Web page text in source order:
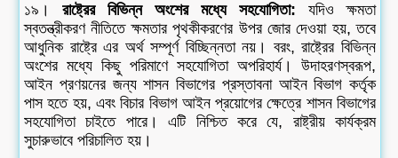
১৯। রাষ্ট্রের বিভিন্ন অংশের মধ্যে সহযোগিতা: যদিও ক্ষমতা
স্বতন্ত্রীকরণ নীতিতে ক্ষমতার পৃথকীকরণের উপর জোর দেওয়া হয়, তবে
আধুনিক রাষ্ট্রে এর অর্থ সম্পূর্ণ বিচ্ছিন্নতা নয়। বরং, রাষ্ট্রের বিভিন্ন
অংশের মধ্যে কিছু পরিমাণে সহযোগিতা অপরিহার্য। উদাহরণস্বরূপ,
আইন প্রণয়নের জন্য শাসন বিভাগের প্রস্তাবনা আইন বিভাগ কর্তৃক
পাস হতে হয়, এবং বিচার বিভাগ আইন প্রয়োগের ক্ষেত্রে শাসন বিভাগের
সহযোগিতা চাইতে পারে। এটি নিশ্চিত করে যে, রাষ্ট্রীয় কার্যক্রম
সুচারুভাবে পরিচালিত হয়।